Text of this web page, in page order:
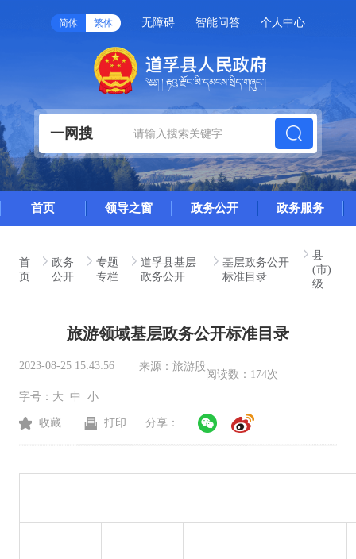
简体 繁体 无障碍 智能问答 个人中心
一网搜
首页 领导之窗 政务公开 政务服务
首
页
政务
公开
专题
专栏
道孚县基层
政务公开
基层政务公开
标准目录
县
(市)
级
旅游领域基层政务公开标准目录
2023-08-25 15:43:56 来源： 旅游股
阅读数： 174次
字号： 大 中 小
收藏 打印 分享：